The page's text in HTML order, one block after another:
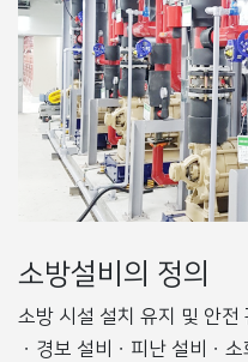
소방설비의 정의
소방 시설 설치 유지 및 안전
ㆍ경보 설비ㆍ피난 설비ㆍ